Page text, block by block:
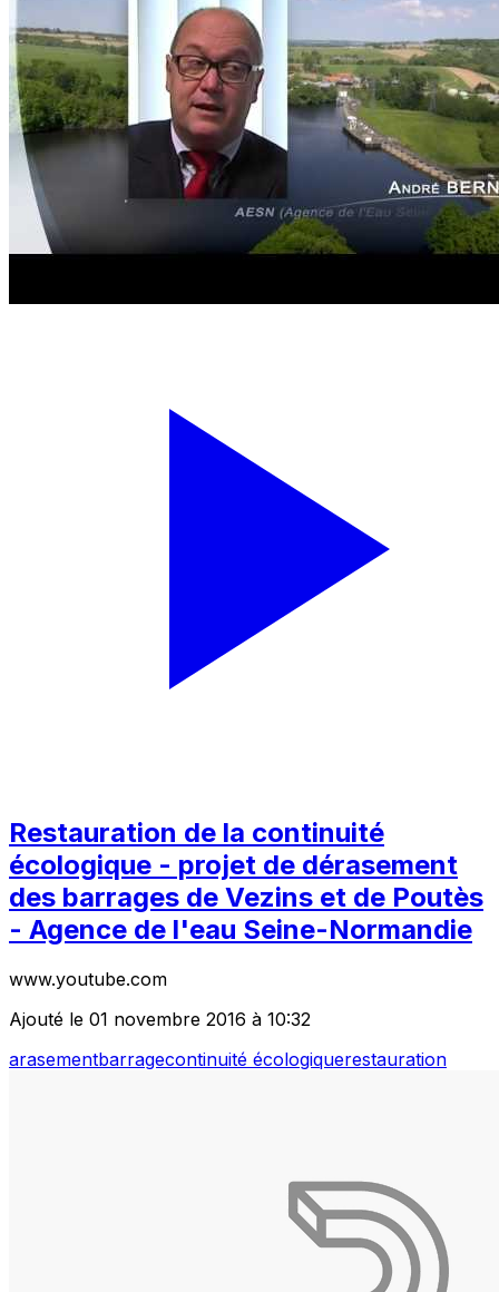
Restauration de la continuité
écologique - projet de dérasement
des barrages de Vezins et de Poutès
- Agence de l'eau Seine-Normandie
www.youtube.com
Ajouté le 01 novembre 2016 à 10:32
arasementbarragecontinuité écologiquerestauration